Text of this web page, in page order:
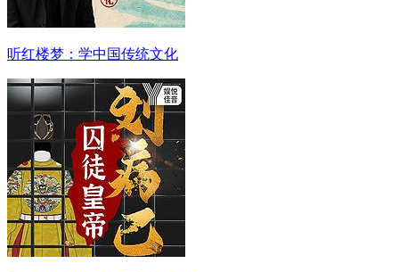
听红楼梦：学中国传统文化